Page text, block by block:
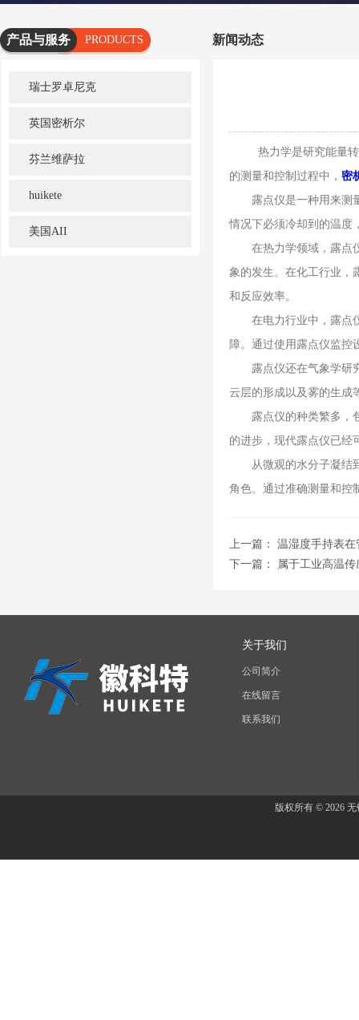
产品与服务
PRODUCTS
SERVICES
瑞士罗卓尼克
英国密析尔
芬兰维萨拉
huikete
美国AII
新闻动态
热力学是研究能量转化
的测量和控制过程中， 密
露点仪是一种用来测量
情况下必须冷却到的温度
在热力学领域，露点仪
象的发生。在化工行业，
和反应效率。
在电力行业中，露点仪
障。通过使用露点仪监控
露点仪还在气象学研究
云层的形成以及雾的生成
露点仪的种类繁多，包
的进步，现代露点仪已经
从微观的水分子凝结到
角色。通过准确测量和控
上一篇： 温湿度手持表
下一篇：
属于工业高温
关于我们
公司简介
在线留言
联系我们
版权所有 © 2026